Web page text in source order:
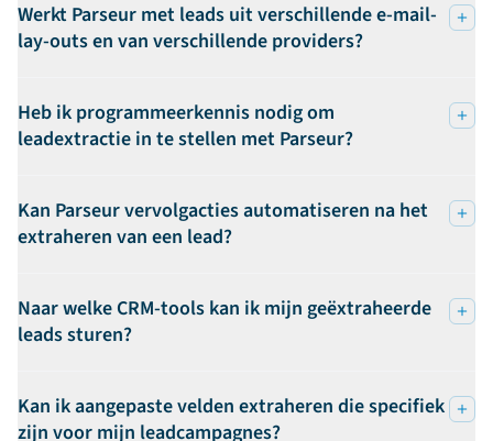
Werkt Parseur met leads uit verschillende e-mail-
lay-outs en van verschillende providers?
Heb ik programmeerkennis nodig om
leadextractie in te stellen met Parseur?
Kan Parseur vervolgacties automatiseren na het
extraheren van een lead?
Naar welke CRM-tools kan ik mijn geëxtraheerde
leads sturen?
Kan ik aangepaste velden extraheren die specifiek
zijn voor mijn leadcampagnes?